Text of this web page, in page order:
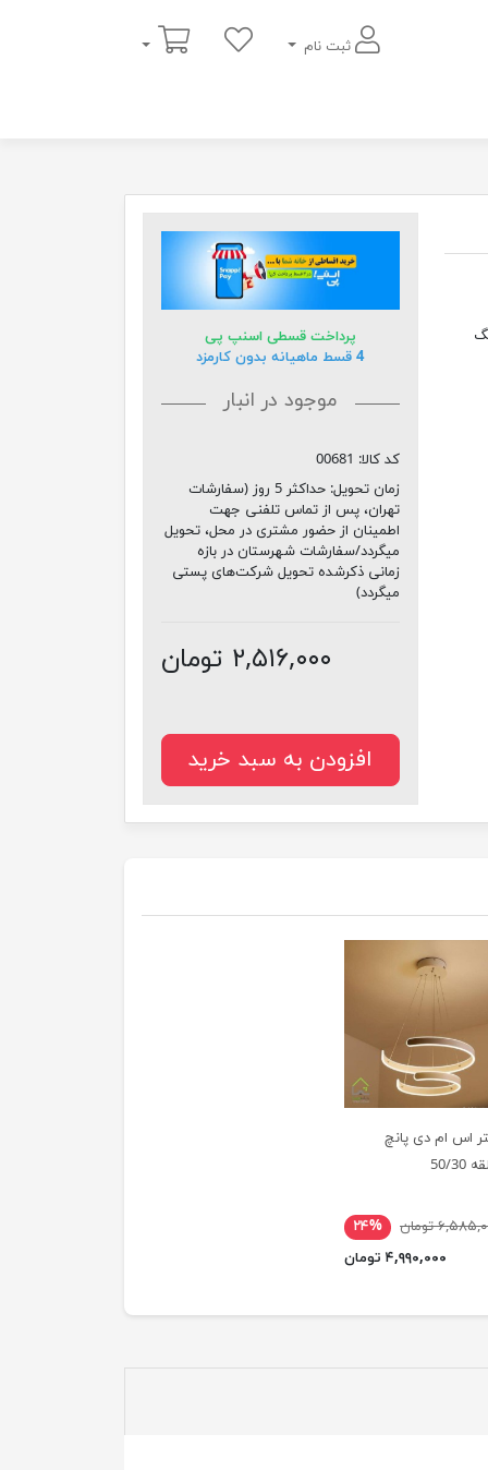
ثبت نام
سبد خرید
رنگ
پرداخت قسطی اسنپ پی
4 قسط ماهیانه بدون کارمزد
موجود در انبار
کد کالا: 00681
زمان تحویل:
حداکثر 5 روز (سفارشات
تهران، پس از تماس تلفنی جهت
اطمینان از حضور مشتری در محل، تحویل
میگردد/سفارشات شهرستان در بازه
زمانی ذکرشده تحویل شرکت‌های پستی
میگردد)
۲,۵۱۶,۰۰۰ تومان
افزودن به سبد خرید
اس ام دی پانچ
30
تومان
۲۴%
۴,۹۹۰,۰۰۰ تومان